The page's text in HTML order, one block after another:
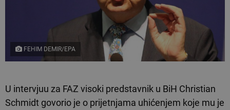
FEHIM DEMIR/EPA
U intervjuu za FAZ visoki predstavnik u BiH Christian
Schmidt govorio je o prijetnjama uhićenjem koje mu je